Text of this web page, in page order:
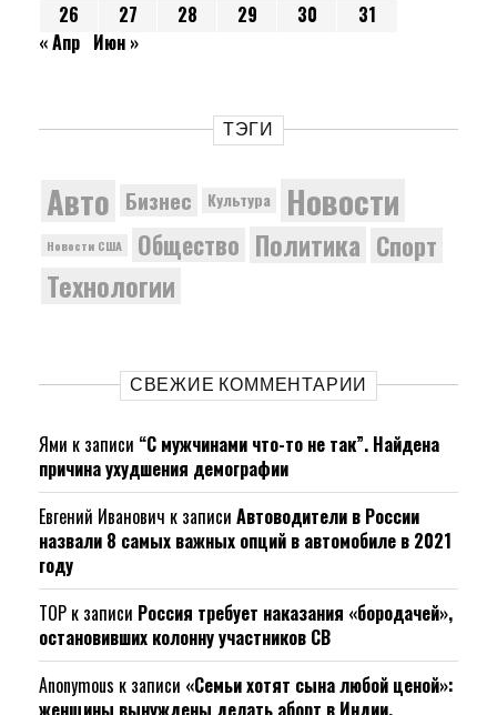
26
27 28 29 30
31
« Апр Июн »
ТЭГИ
Авто Бизнес Культура Новости
Новости США Общество Политика Спорт
Технологии
СВЕЖИЕ КОММЕНТАРИИ
Ями к записи “С мужчинами что-то не так”. Найдена
причина ухудшения демографии
Евгений Иванович к записи Автоводители в России
назвали 8 самых важных опций в автомобиле в 2021
году
ТОР к записи Россия требует наказания «бородачей»,
остановивших колонну участников СВ
Anonymous к записи «Семьи хотят сына любой ценой»:
женщины вынуждены делать аборт в Индии.